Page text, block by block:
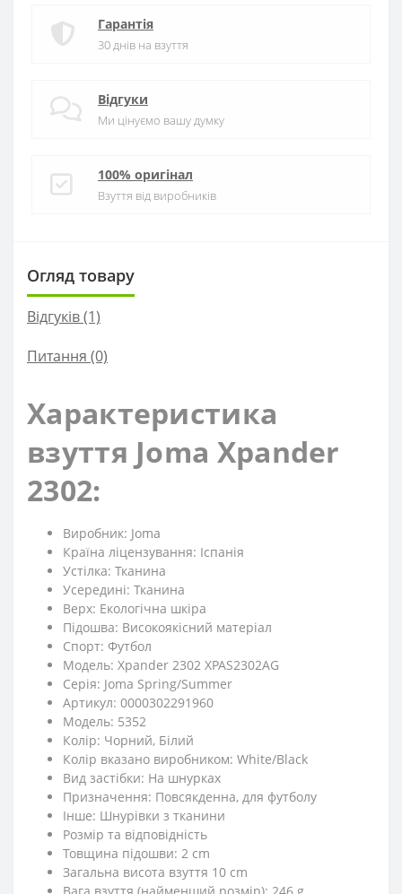
Гарантія
30 днів на взуття
Відгуки
Ми цінуємо вашу думку
100% оригінал
Взуття від виробників
Огляд товару
Відгуків (1)
Питання (0)
Характеристика
взуття Joma Xpander
2302:
Виробник: Joma
Країна ліцензування: Іспанія
Устілка: Тканина
Усередині: Тканина
Верх: Екологічна шкіра
Підошва: Високоякісний матеріал
Спорт: Футбол
Модель: Xpander 2302 XPAS2302AG
Серія: Joma Spring/Summer
Артикул: 0000302291960
Модель: 5352
Колір: Чорний, Білий
Колір вказано виробником: White/Black
Вид застібки: На шнурках
Призначення: Повсякденна, для футболу
Iнше: Шнурівки з тканини
Розмір та відповідність
Товщина підошви: 2 cm
Загальна висота взуття 10 cm